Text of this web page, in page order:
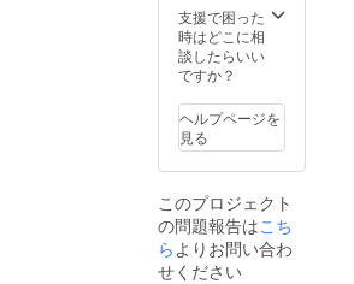
プレー
トのデ
ザイン
も含
支援で困った
時はどこに相
談したらいい
ですか？
ヘルプページを
見る
このプロジェクト
の問題報告はこち
ら よりお問い合わ
せください